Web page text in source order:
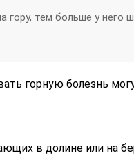
гору, тем больше у него
горную болезнь
в долине или на